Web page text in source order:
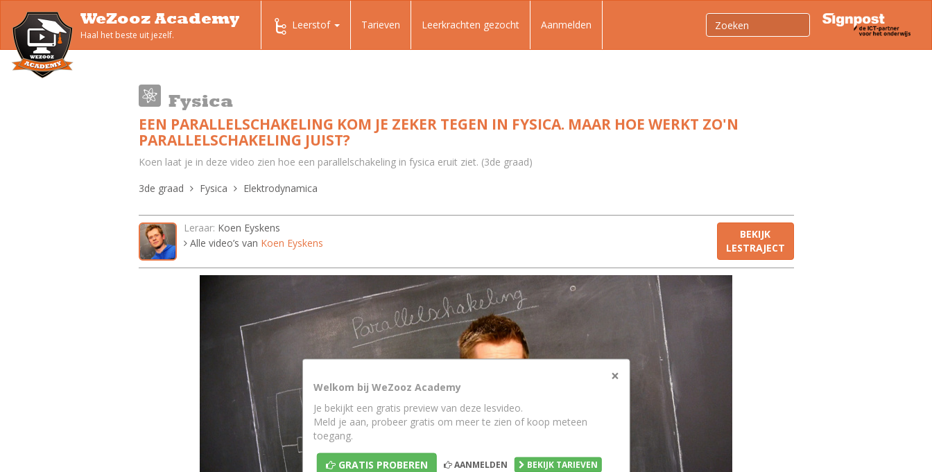
WeZooz Academy
Haal het beste uit jezelf.
Leerstof Tarieven Leerkrachten gezocht Aanmelden
Fysica
EEN PARALLELSCHAKELING KOM JE ZEKER TEGEN IN FYSICA. MAAR HOE WERKT ZO'N
PARALLELSCHAKELING JUIST?
Koen laat je in deze video zien hoe een parallelschakeling in fysica eruit ziet. (3de graad)
3de graad
Fysica Elektrodynamica
Leraar: Koen Eyskens
Alle video’s van Koen Eyskens
BEKIJK
LESTRAJECT
×
Welkom bij WeZooz Academy
Je bekijkt een gratis preview van deze lesvideo.
Meld je aan, probeer gratis om meer te zien of koop meteen
toegang.
GRATIS PROBEREN AANMELDEN BEKIJK TARIEVEN